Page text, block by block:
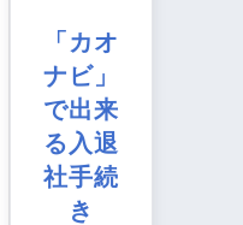
「カオ
ナビ」
で出来
る入退
社手続
き